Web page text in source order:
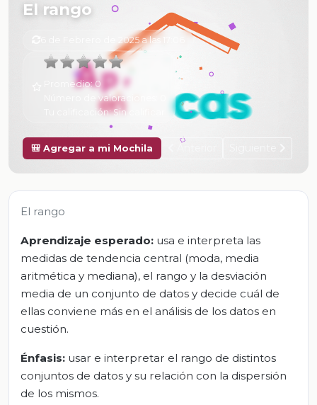
El rango
6 de Febrero de 2025 a las 17:06
Promedio:0
Número de valoraciones:
Tu calificación:Sin calificar
🎒 Agregar a mi Mochila
El rango
Aprendizaje esperado: usa e interpreta las
medidas de tendencia central (moda, media
aritmética y mediana), el rango y la desviación
media de un conjunto de datos y decide cuál de
ellas conviene más en el análisis de los datos en
cuestión.
Énfasis: usar e interpretar el rango de distintos
conjuntos de datos y su relación con la dispersión
de los mismos.